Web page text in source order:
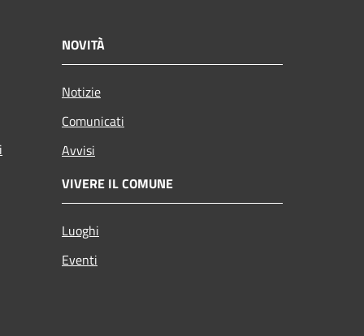
NOVITÀ
Notizie
Comunicati
Avvisi
VIVERE IL COMUNE
Luoghi
Eventi